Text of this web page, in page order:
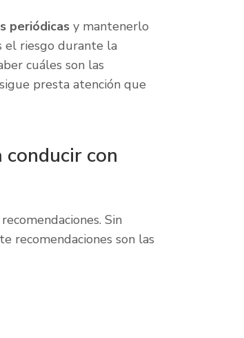
periódicasy mantenerlo
el riesgo durante la
cuáles son las
presta atención que
con
Sin
recomendaciones son las